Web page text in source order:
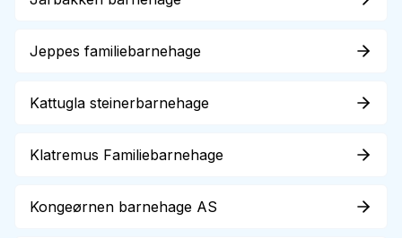
Jeppes familiebarnehage
Kattugla steinerbarnehage
Klatremus Familiebarnehage
Kongeørnen barnehage AS